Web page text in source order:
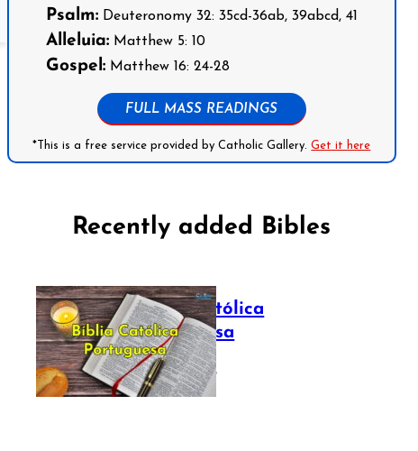
Psalm:Deuteronomy 32: 35cd-36ab, 39abcd, 41
Alleluia:Matthew 5: 10
Gospel:Matthew 16: 24-28
FULL MASS READINGS
*This is a free service provided by Catholic Gallery.Get it here
Recently added Bibles
Bíblia Católica
Portuguesa
July 16, 2025